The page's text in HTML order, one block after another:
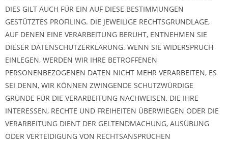
DIES GILT AUCH FÜR EIN AUF DIESE BESTIMMUNGEN
GESTÜTZTES PROFILING. DIE JEWEILIGE RECHTSGRUNDLAGE,
AUF DENEN EINE VERARBEITUNG BERUHT, ENTNEHMEN SIE
DIESER DATENSCHUTZERKLÄRUNG. WENN SIE WIDERSPRUCH
EINLEGEN, WERDEN WIR IHRE BETROFFENEN
PERSONENBEZOGENEN DATEN NICHT MEHR VERARBEITEN, ES
SEI DENN, WIR KÖNNEN ZWINGENDE SCHUTZWÜRDIGE
GRÜNDE FÜR DIE VERARBEITUNG NACHWEISEN, DIE IHRE
INTERESSEN, RECHTE UND FREIHEITEN ÜBERWIEGEN ODER DIE
VERARBEITUNG DIENT DER GELTENDMACHUNG, AUSÜBUNG
ODER VERTEIDIGUNG VON RECHTSANSPRÜCHEN